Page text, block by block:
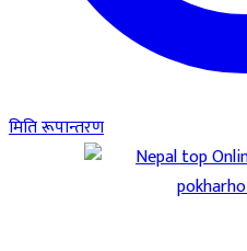
मिति रूपान्तरण